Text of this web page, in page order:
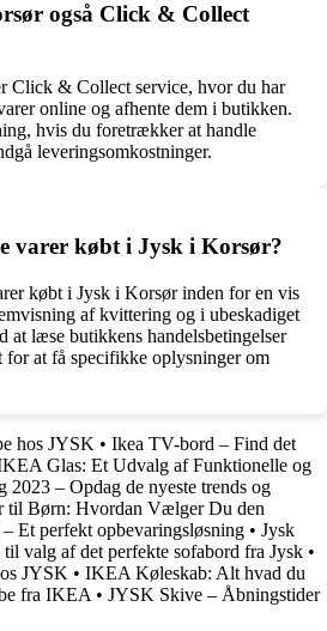
også Click & Collect
Click & Collect service, hvor du har
online og afhente dem i butikken.
hvis du foretrækker at handle
leveringsomkostninger.
varer købt i Jysk i Korsør?
købt i Jysk i Korsør inden for en vis
af kvittering og i ubeskadiget
at læse butikkens handelsbetingelser
for at få specifikke oplysninger om
hos JYSK • Ikea TV-bord – Find det
Glas: Et Udvalg af Funktionelle og
2023 – Opdag de nyeste trends og
til Børn: Hvordan Vælger Du den
Et perfekt opbevaringsløsning • Jysk
valg af det perfekte sofabord fra Jysk •
JYSK • IKEA Køleskab: Alt hvad du
fra IKEA • JYSK Skive – Åbningstider